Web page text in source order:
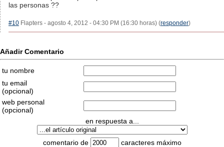
las personas ??
#10 Flapters - agosto 4, 2012 - 04:30 PM (16:30 horas) (responder)
Añadir Comentario
tu nombre
tu email
(opcional)
web personal
(opcional)
en respuesta a...
comentario de caracteres máximo